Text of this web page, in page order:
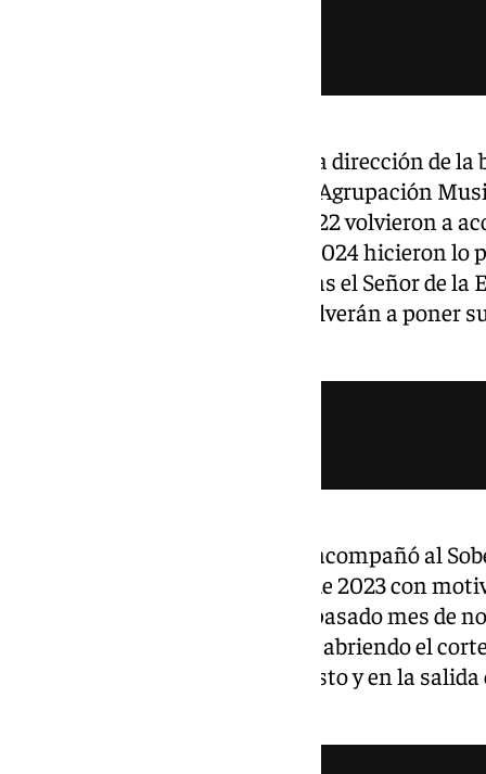
El prestigioso productor tomó la dirección de la
Entre sus logros destaca que la Agrupación
Semana Santa de Sevilla. En 2022 volvieron a
Buen Viaje de San Esteban, en 2024 hicieron
Pablo, en 2026 se estrenaron tras el Señor de
2027 todo parece indicar que volverán a poner
Además, la formación musical acompañó al
San Gonzalo el pasado sábado de 2023 con
Desde ese mismo año hasta el pasado mes de
Reyes» también puso sus sones abriendo el
en las procesiones del 15 de agosto y en la